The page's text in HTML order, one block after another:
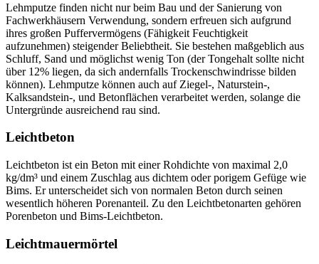
Lehmputze finden nicht nur beim Bau und der Sanierung von
Fachwerkhäusern Verwendung, sondern erfreuen sich aufgrund
ihres großen Puffervermögens (Fähigkeit Feuchtigkeit
aufzunehmen) steigender Beliebtheit. Sie bestehen maßgeblich aus
Schluff, Sand und möglichst wenig Ton (der Tongehalt sollte nicht
über 12% liegen, da sich andernfalls Trockenschwindrisse bilden
können). Lehmputze können auch auf Ziegel-, Naturstein-,
Kalksandstein-, und Betonflächen verarbeitet werden, solange die
Untergründe ausreichend rau sind.
Leichtbeton
Leichtbeton ist ein Beton mit einer Rohdichte von maximal 2,0
kg/dm³ und einem Zuschlag aus dichtem oder porigem Gefüge wie
Bims. Er unterscheidet sich von normalen Beton durch seinen
wesentlich höheren Porenanteil. Zu den Leichtbetonarten gehören
Porenbeton und Bims-Leichtbeton.
Leichtmauermörtel